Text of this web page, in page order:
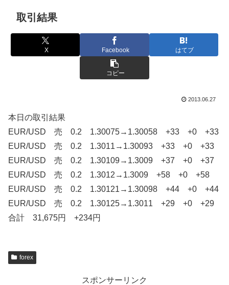
取引結果
X Facebook はてブ
コピー
2013.06.27
本日の取引結果
EUR/USD 売 0.2 1.30075→1.30058 +33 +0 +33
EUR/USD 売 0.2 1.3011→1.30093 +33 +0 +33
EUR/USD 売 0.2 1.30109→1.3009 +37 +0 +37
EUR/USD 売 0.2 1.3012→1.3009 +58 +0 +58
EUR/USD 売 0.2 1.30121→1.30098 +44 +0 +44
EUR/USD 売 0.2 1.30125→1.3011 +29 +0 +29
合計 31,675円 +234円
forex
スポンサーリンク